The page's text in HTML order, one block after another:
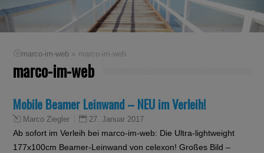
marco-im-web » marco-im-web
marco-im-web
Mobile Beamer Leinwand – NEU im Verleih!
Marco Ziegler 27. Januar 2017
Ab sofort im Verleih bei marco-im-web: Die Ultra-lightweight
177x100cm Beamer-Leinwand von celexon! Großes Bild –